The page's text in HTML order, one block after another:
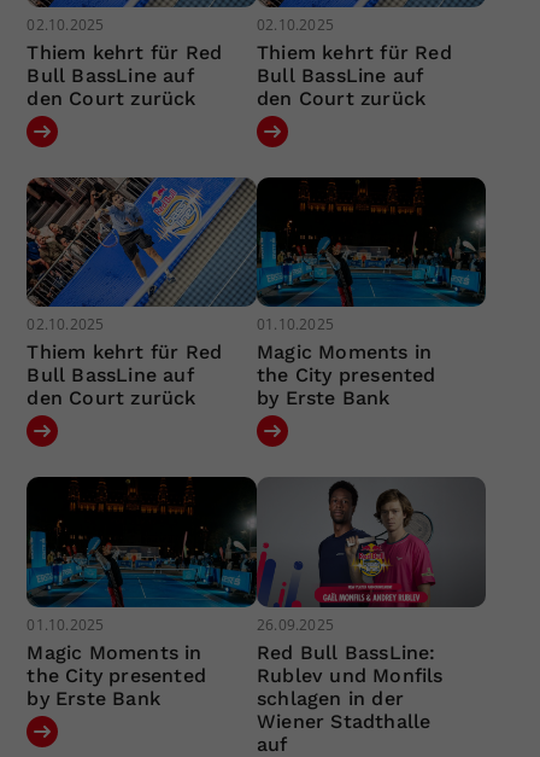
02.10.2025
Thiem kehrt für Red
Bull BassLine auf
den Court zurück
02.10.2025
Thiem kehrt für Red
Bull BassLine auf
den Court zurück
02.10.2025
Thiem kehrt für Red
Bull BassLine auf
den Court zurück
01.10.2025
Magic Moments in
the City presented
by Erste Bank
01.10.2025
Magic Moments in
the City presented
by Erste Bank
26.09.2025
Red Bull BassLine:
Rublev und Monfils
schlagen in der
Wiener Stadthalle
auf